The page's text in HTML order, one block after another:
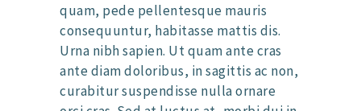
quam, pede pellentesque mauris
consequuntur, habitasse mattis dis.
Urna nibh sapien. Ut quam ante cras
ante diam doloribus, in sagittis ac non,
curabitur suspendisse nulla ornare